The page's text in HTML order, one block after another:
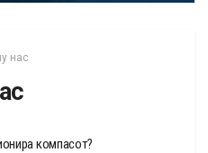
нас
компасот?